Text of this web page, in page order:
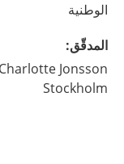
الوطنية
المدقّق:
Jonsson,
Stockholm